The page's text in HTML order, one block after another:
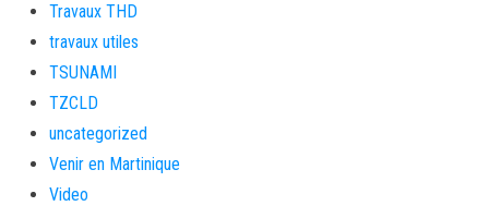
Travaux THD
travaux utiles
TSUNAMI
TZCLD
uncategorized
Venir en Martinique
Video